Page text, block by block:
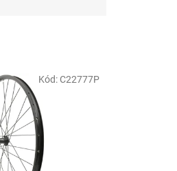
Kód:C22777P